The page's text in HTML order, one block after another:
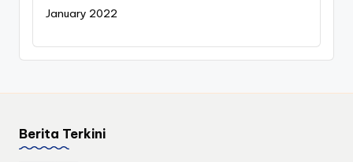
January 2022
Berita Terkini